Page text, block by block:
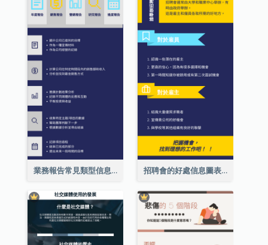
業務報告常見類型信息圖表 招聘會的好處信息圖表